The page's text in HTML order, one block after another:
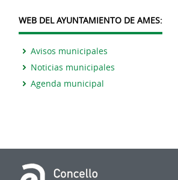
WEB DEL AYUNTAMIENTO DE AMES:
Avisos municipales
Noticias municipales
Agenda municipal